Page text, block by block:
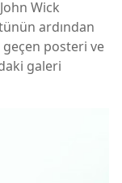
Wick
ardından
posteri ve
galeri